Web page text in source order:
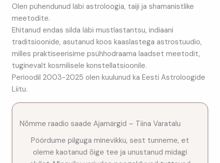
Olen pühendunud läbi astroloogia, taiji ja shamanistlike
meetodite.
Ehitanud endas silda läbi mustlastantsu, indiaani
traditsioonide, asutanud koos kaaslastega astrostuudio,
milles praktiseerisime psühhodraama laadset meetodit,
tuginevalt kosmilisele konstellatsioonile.
Perioodil 2003-2025 olen kuulunud ka Eesti Astroloogide
Liitu.
Nõmme raadio saade Ajamärgid – Tiina Varatalu
Pöördume pilguga minevikku, sest tunneme, et
oleme kaotanud õige tee ja unustanud midagi